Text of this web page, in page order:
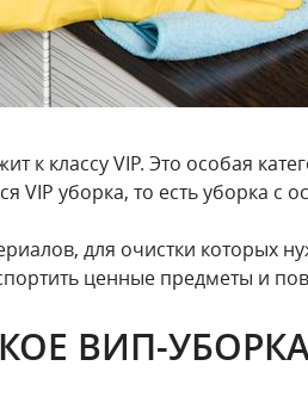
к классу VIP. Это особая
уборка, то есть уборка с
для очистки которых
ценные предметы и
ВИП-